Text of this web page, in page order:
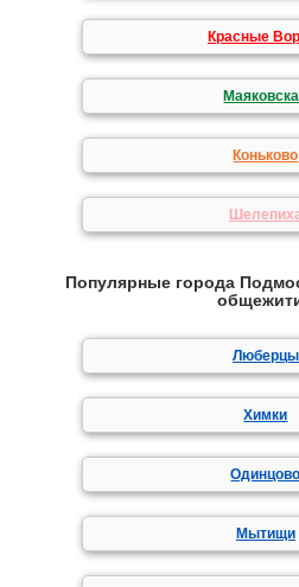
Красные
Коньково
Популярные города
Люберцы
Химки
Одинцово
Мытищи